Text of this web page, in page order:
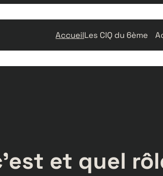
AccueilLes CIQ du 6ème
et quel